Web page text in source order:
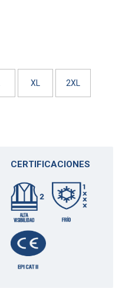
XL 2XL
CERTIFICACIONES